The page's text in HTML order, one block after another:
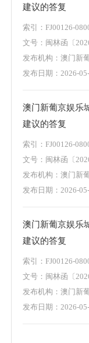
建议的答复
索引：FJ00126-
文号：闽林函〔
发布机构：澳门新
发布日期：2026-
澳门新葡京娱乐
建议的答复
索引：FJ00126-
文号：闽林函〔
发布机构：澳门新
发布日期：2026-
澳门新葡京娱乐
建议的答复
索引：FJ00126-
文号：闽林函〔
发布机构：澳门新
发布日期：2026-